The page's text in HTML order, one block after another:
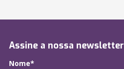
Assine a nossa newsletter
Nome*